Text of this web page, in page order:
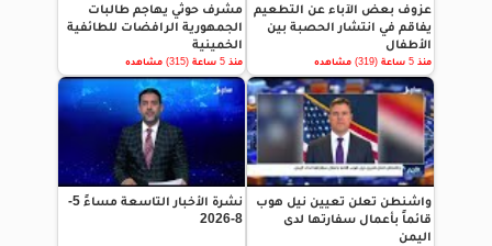
عزوف بعض الآباء عن التطعيم
يفاقم في انتشار الحصبة بين
الأطفال
منذ 5 ساعة (319) مشاهده
مشرف حوثي يهاجم طالبات
الجمهورية الرافضات للطائفية
الخمينية
منذ 5 ساعة (315) مشاهده
واشنطن تعلن تعيين نيل هوب
قائماً بأعمال سفارتها لدى
اليمن
نشرة الأخبار التاسعة مساءً 5-
8-2026